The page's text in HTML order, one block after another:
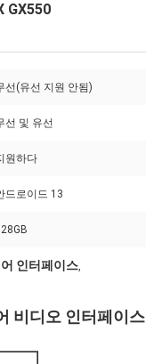
GX550
선(유선 지원 안됨)
선 및 유선
원하다
드로이드 13
인터페이스,
비디오 인터페이스